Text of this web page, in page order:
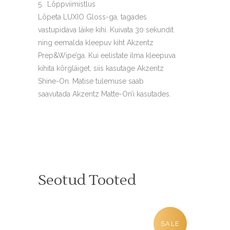
Lõppviimistlus
Lõpeta LUXIO Gloss-ga, tagades
vastupidava läike kihi. Kuivata 30 sekundit
ning eemalda kleepuv kiht Akzentz
Prep&Wipe’ga. Kui eelistate ilma kleepuva
kihita kõrgläiget, siis kasutage Akzentz
Shine-On. Matise tulemuse saab
saavutada Akzentz Matte-On’i kasutades.
Seotud Tooted
SALE